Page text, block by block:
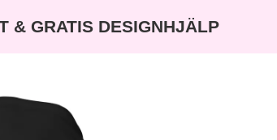
& GRATIS DESIGNHJÄLP